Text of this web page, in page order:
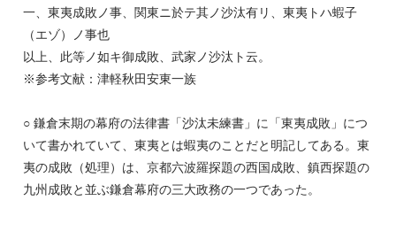
一、東夷成敗ノ事、関東ニ於テ其ノ沙汰有リ、東夷トハ蝦子
（エゾ）ノ事也
以上、此等ノ如キ御成敗、武家ノ沙汰ト云。
※参考文献：津軽秋田安東一族
○ 鎌倉末期の幕府の法律書「沙汰未練書」に「東夷成敗」につ
いて書かれていて、東夷とは蝦夷のことだと明記してある。東
夷の成敗（処理）は、京都六波羅探題の西国成敗、鎮西探題の
九州成敗と並ぶ鎌倉幕府の三大政務の一つであった。